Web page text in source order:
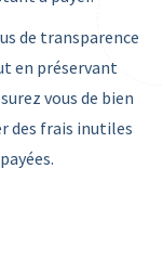
de transparence
en préservant
vous de bien
des frais inutiles